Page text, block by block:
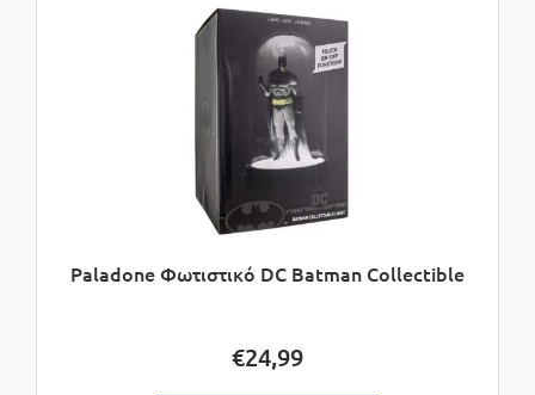
Paladone Φωτιστικό DC Batman Collectible
€24,99